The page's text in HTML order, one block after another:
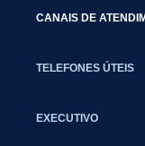
CANAIS DE
TELEFONES ÚTEIS
EXECUTIVO